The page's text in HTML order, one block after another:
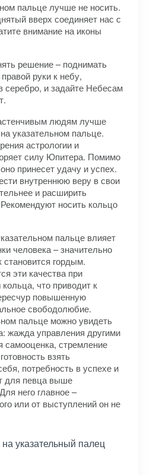
пальце лучше не носить.
вверх соединяет нас с
внимание на иконы
решение – поднимать
руки к небу,
серебро, и задайте Небесам
людям лучше
указательном пальце.
астрологии и
силу Юпитера. Помимо
принесет удачу и успех.
внутреннюю веру в свои
и расширить
носить кольцо
пальце влияет
человека – значительно
гордым.
эти качества при
что приводит к
повышенную
свободолюбие.
пальце можно увидеть
жажда управления другими
стремление
взять
потребность в успехе и
для певца выше
него главное –
или от выступлений он не
указательный палец